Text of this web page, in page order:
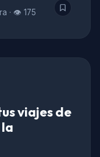
· 👁 175
viajes de